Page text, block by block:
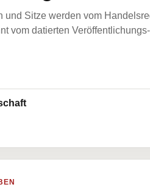
und Sitze werden vom
vom datierten